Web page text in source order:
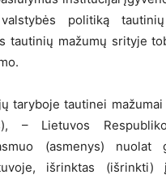
politiką
tautinių mažumų srityje
taryboje tautinei mažumai
– Lietuvos
(asmenys) nuolat
išrinktas (išrinkti)